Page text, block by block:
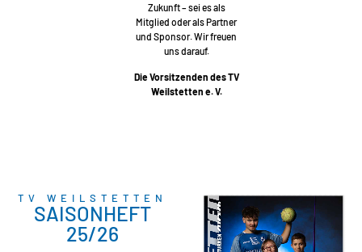
Zukunft – sei es als
Mitglied oder als Partner
und Sponsor. Wir freuen
uns darauf.
Die Vorsitzenden des TV
Weilstetten e. V.
TV WEILSTETTEN
SAISONHEFT
25/26